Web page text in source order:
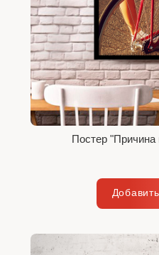
Постер "Причина